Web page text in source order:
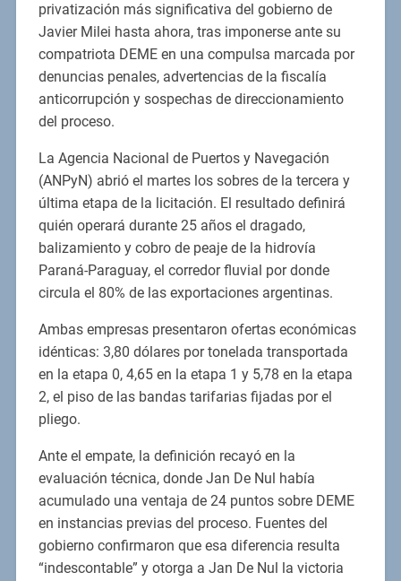
privatización más significativa del gobierno de
Javier Milei hasta ahora, tras imponerse ante su
compatriota DEME en una compulsa marcada por
denuncias penales, advertencias de la fiscalía
anticorrupción y sospechas de direccionamiento
del proceso.
La Agencia Nacional de Puertos y Navegación
(ANPyN) abrió el martes los sobres de la tercera y
última etapa de la licitación. El resultado definirá
quién operará durante 25 años el dragado,
balizamiento y cobro de peaje de la hidrovía
Paraná-Paraguay, el corredor fluvial por donde
circula el 80% de las exportaciones argentinas.
Ambas empresas presentaron ofertas económicas
idénticas: 3,80 dólares por tonelada transportada
en la etapa 0, 4,65 en la etapa 1 y 5,78 en la etapa
2, el piso de las bandas tarifarias fijadas por el
pliego.
Ante el empate, la definición recayó en la
evaluación técnica, donde Jan De Nul había
acumulado una ventaja de 24 puntos sobre DEME
en instancias previas del proceso. Fuentes del
gobierno confirmaron que esa diferencia resulta
“indescontable” y otorga a Jan De Nul la victoria